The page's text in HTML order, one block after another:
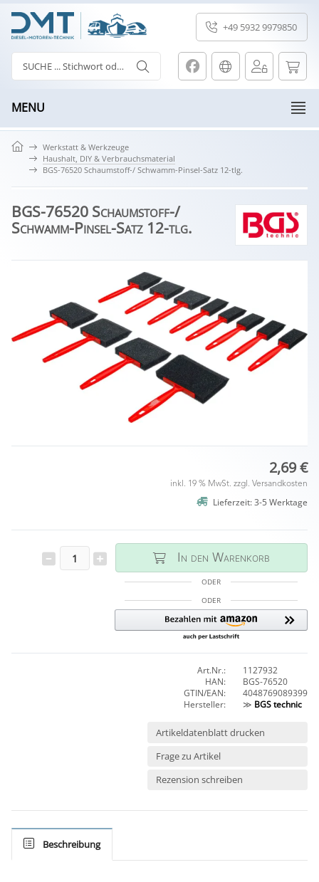
+49 5932 9979850
MENU
Werkstatt & Werkzeuge
Haushalt, DIY & Verbrauchsmaterial
BGS-76520 Schaumstoff-/ Schwamm-Pinsel-Satz 12-tlg.
BGS-76520 Schaumstoff-/
Schwamm-Pinsel-Satz 12-tlg.
2,69 €
inkl. 19 % MwSt. zzgl. Versandkosten
Lieferzeit: 3-5 Werktage
In den Warenkorb
ODER
ODER
Art.Nr.:
1127932
HAN:
BGS-76520
GTIN/EAN:
4048769089399
Hersteller:
≫ BGS technic
Artikeldatenblatt drucken
Frage zu Artikel
Rezension schreiben
Beschreibung